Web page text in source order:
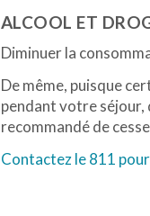
ALCOOL ET
Diminuer la
De même, puisque
pendant votre
recommandé de
Contactez le 811